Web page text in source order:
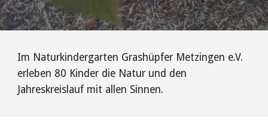
Im Naturkindergarten Grashüpfer Metzingen e.V.
erleben 80 Kinder die Natur und den
Jahreskreislauf mit allen Sinnen.